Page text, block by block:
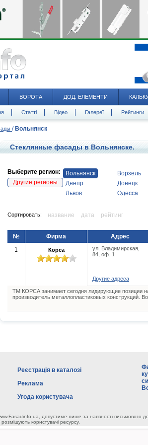
ВОРОТА ДОД. ЕЛЕМЕНТИ
Статті Відео Галереї Рейтинги
/ Вольнянск
Стеклянные фасады в Вольнянске.
Выберите регион:
Другие регионы
Вольнянск Ворзель
Днепр
Донецк
Львов
Одесса
Сортировать: название дата рейтинг
№ Фирма Адрес
1
Корса
ул. Владимирская,
84, оф. 1
Другие адреса
ТМ КОРСА занимает сегодня лидирующие позиции
производитель металлопластиковых конструкций.
Реєстрація в каталозі
Реклама
Угода користувача
допустиме лише за наявності письмового
розміщують користувачі ресурсу.